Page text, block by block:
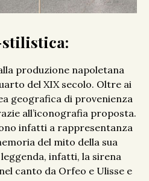
produzione napoletana
del XIX secolo. Oltre ai
geografica di provenienza
all’iconografia proposta.
infatti a rappresentanza
del mito della sua
infatti, la sirena
canto da Orfeo e Ulisse e